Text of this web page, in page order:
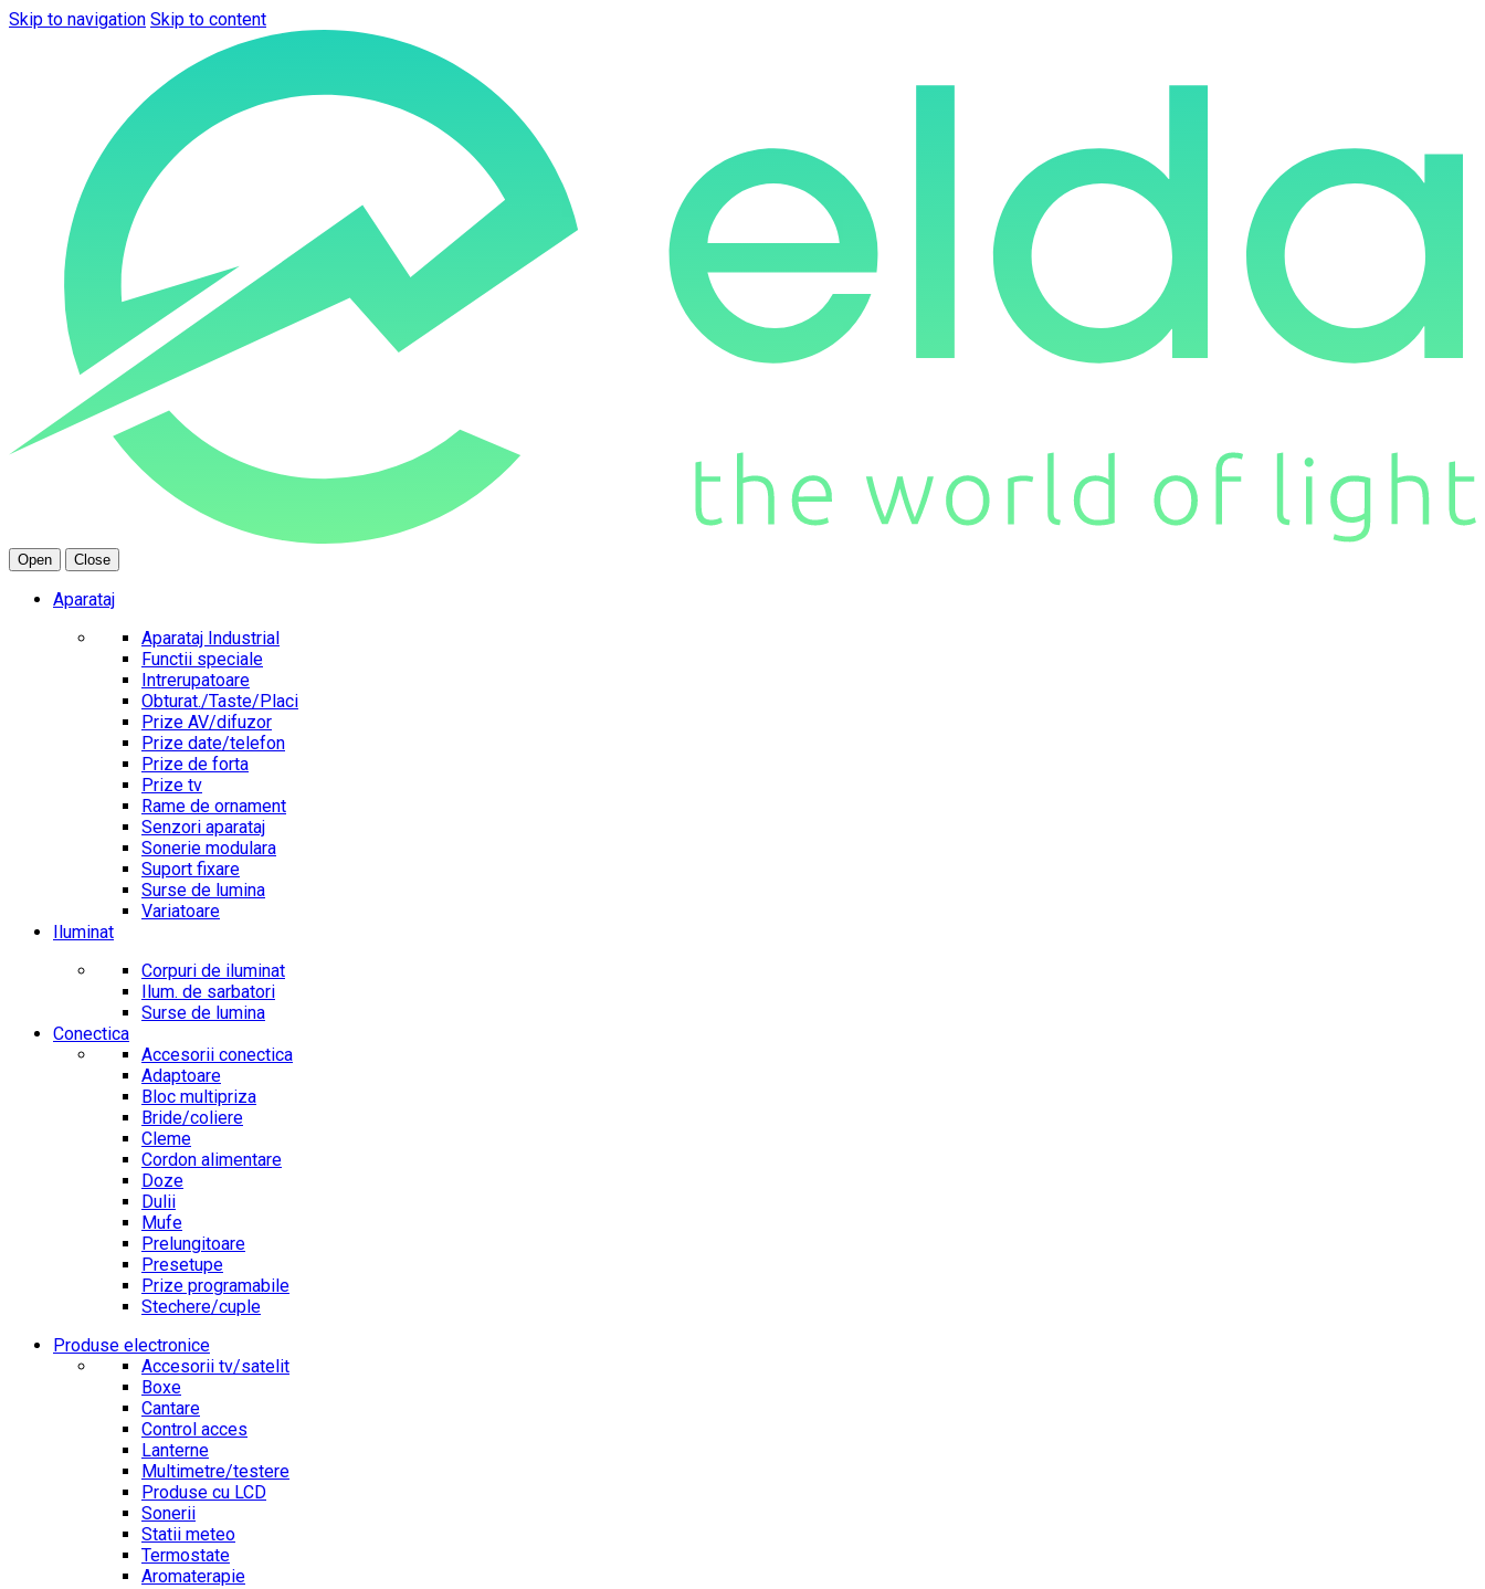
Skip to navigation Skip to content
Open Close
Aparataj
Aparataj Industrial
Functii speciale
Intrerupatoare
Obturat./Taste/Placi
Prize AV/difuzor
Prize date/telefon
Prize de forta
Prize tv
Rame de ornament
Senzori aparataj
Sonerie modulara
Suport fixare
Surse de lumina
Variatoare
Iluminat
Corpuri de iluminat
Ilum. de sarbatori
Surse de lumina
Conectica
Accesorii conectica
Adaptoare
Bloc multipriza
Bride/coliere
Cleme
Cordon alimentare
Doze
Dulii
Mufe
Prelungitoare
Presetupe
Prize programabile
Stechere/cuple
Produse electronice
Accesorii tv/satelit
Boxe
Cantare
Control acces
Lanterne
Multimetre/testere
Produse cu LCD
Sonerii
Statii meteo
Termostate
Aromaterapie